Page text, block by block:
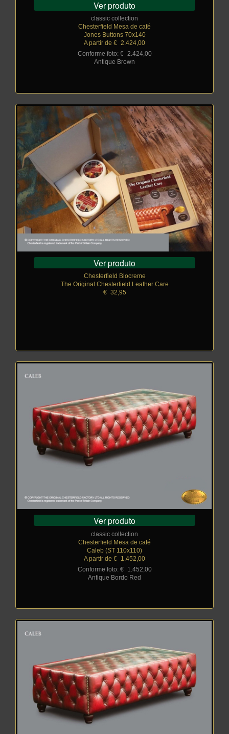
Ver produto
classic collection
Chesterfield Mesa de café
Jones Buttons 70x140
A partir de € 2.424,00
Conforme foto: €_
2.424,00
Antique Brown
Ver produto
Chesterfield Biocreme
The Original Chesterfield Leather Care
€_ 32,95
Ver produto
classic collection
Chesterfield Mesa de café
Caleb (ST 110x110)
A partir de €
1.452,00
Conforme foto: €_
1.452,00
Antique Bordo Red